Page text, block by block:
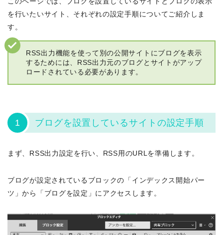
を行いたいサイト、それぞれの設定手順についてご紹介しま
す。
RSS出力機能を使って別の公開サイトにブログを表示
するためには、RSS出力元のブログとサイトがアップ
ロードされている必要があります。
1 ブログを設置しているサイトの設定手順
まず、RSS出力設定を行い、RSS用のURLを準備します。
ブログが設定されているブロックの「インデックス開始パー
ツ」から「ブログを設定」にアクセスします。